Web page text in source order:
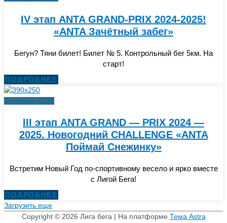
IV этап ANTA GRAND-PRIX 2024-2025!
«ANTA Зачётный забег»
Бегун? Тяни билет! Билет № 5. Контрольный бег 5км. На
старт!
ПОДРОБНЕЕ
1 января, 2025
III этап ANTA GRAND — PRIX 2024 —
2025. Новогодний CHALLENGE «ANTA
Поймай Снежинку»
Встретим Новый Год по-спортивному весело и ярко вместе
с Лигой Бега!
ПОДРОБНЕЕ
Загрузить еще
Copyright © 2026 Лига бега| На платформе Тема Astra